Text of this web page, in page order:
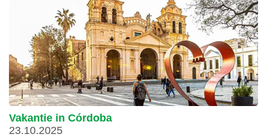
Vakantie in Córdoba
23.10.2025